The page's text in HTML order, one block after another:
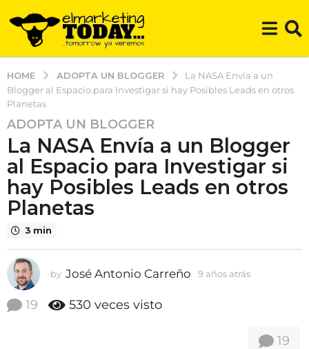
HOME ADOPTA UN BLOGGER
La NASA Envía a un
Blogger al Espacio para Investigar si hay Posibles Leads en otros
Planetas
9
a
o
s
a
s
9
a
ADOPTA UN BLOGGER
La NASA Envía a un Blogger
al Espacio para Investigar si
hay Posibles Leads en otros
Planetas
3 min
by José Antonio Carreño 9 años atrás
19 530 veces visto
19